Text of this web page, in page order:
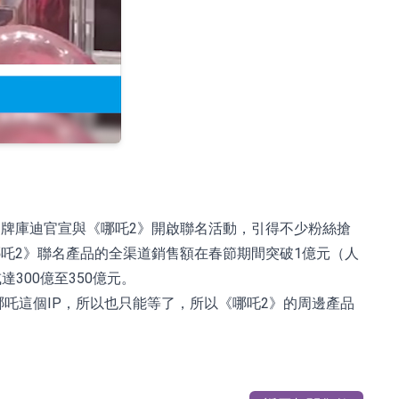
庫迪官宣與《哪吒2》開啟聯名活動，引得不少粉絲搶
2》聯名產品的全渠道銷售額在春節期間突破1億元（人
300億至350億元。
這個IP，所以也只能等了，所以《哪吒2》的周邊產品